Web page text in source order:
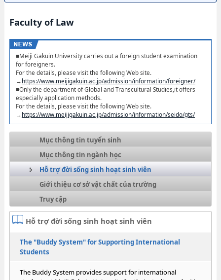
Faculty of Law
■Meiji Gakuin University carries out a foreign student examination
for foreigners.
For the details, please visit the following Web site.
→https://www.meijigakuin.ac.jp/admission/information/foreigner/
■Only the department of Global and Transcultural Studies,it offers
especially application methods.
For the details, please visit the following Web site.
→https://www.meijigakuin.ac.jp/admission/information/seido/gts/
Mục thông tin tuyển sinh
Mục thông tin ngành học
Hỗ trợ đời sống sinh hoạt sinh viên
Giới thiệu cơ sở vật chất của trường
Truy cập
Hỗ trợ đời sống sinh hoạt sinh viên
The "Buddy System" for Supporting International
Students
The Buddy System provides support for international